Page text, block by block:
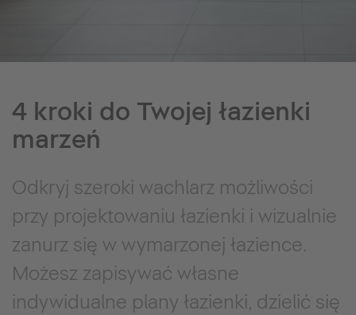
4 kroki do Twojej łazienki
marzeń
Odkryj szeroki wachlarz możliwości
przy projektowaniu łazienki i wizualnie
zanurz się w wymarzonej łazience.
Możesz zapisywać własne
indywidualne plany łazienki, dzielić się